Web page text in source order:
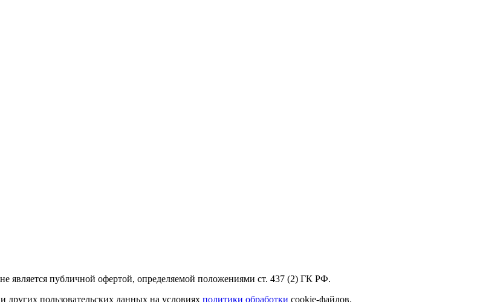
является публичной офертой, определяемой положениями ст. 437 (2) ГК РФ.
других пользовательских данных на условиях политики обработки cookie-файлов.